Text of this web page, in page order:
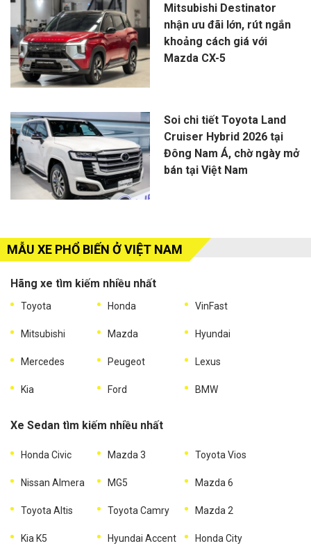
Mitsubishi Destinator
nhận ưu đãi lớn, rút ngắn
khoảng cách giá với
Mazda CX-5
Soi chi tiết Toyota Land
Cruiser Hybrid 2026 tại
Đông Nam Á, chờ ngày mở
bán tại Việt Nam
MẪU XE PHỔ BIẾN Ở VIỆT NAM
Hãng xe tìm kiếm nhiều nhất
Toyota Honda VinFast
Mitsubishi Mazda Hyundai
Mercedes Peugeot Lexus
Kia Ford BMW
Xe Sedan tìm kiếm nhiều nhất
Honda Civic Mazda 3 Toyota Vios
Nissan Almera MG5 Mazda 6
Toyota Altis Toyota Camry Mazda 2
Kia K5 Hyundai Accent Honda City